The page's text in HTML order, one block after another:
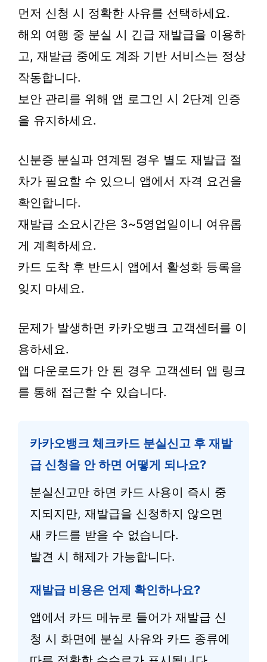
먼저 신청 시 정확한 사유를 선택하세요.
해외 여행 중 분실 시 긴급 재발급을 이용하
고, 재발급 중에도 계좌 기반 서비스는 정상
작동합니다.
보안 관리를 위해 앱 로그인 시 2단계 인증
을 유지하세요.
신분증 분실과 연계된 경우 별도 재발급 절
차가 필요할 수 있으니 앱에서 자격 요건을
확인합니다.
재발급 소요시간은 3~5영업일이니 여유롭
게 계획하세요.
카드 도착 후 반드시 앱에서 활성화 등록을
잊지 마세요.
문제가 발생하면 카카오뱅크 고객센터를 이
용하세요.
앱 다운로드가 안 된 경우 고객센터 앱 링크
를 통해 접근할 수 있습니다.
카카오뱅크 체크카드 분실신고 후 재발
급 신청을 안 하면 어떻게 되나요?
분실신고만 하면 카드 사용이 즉시 중
지되지만, 재발급을 신청하지 않으면
새 카드를 받을 수 없습니다.
발견 시 해제가 가능합니다.
재발급 비용은 언제 확인하나요?
앱에서 카드 메뉴로 들어가 재발급 신
청 시 화면에 분실 사유와 카드 종류에